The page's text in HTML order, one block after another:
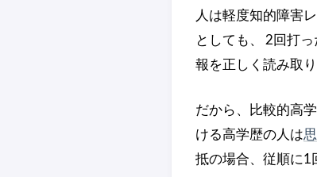
人は軽度知的障害
としても、 2回打
報を正しく読み取
だから、比較的高
ける高学歴の人は
抵の場合、従順に1